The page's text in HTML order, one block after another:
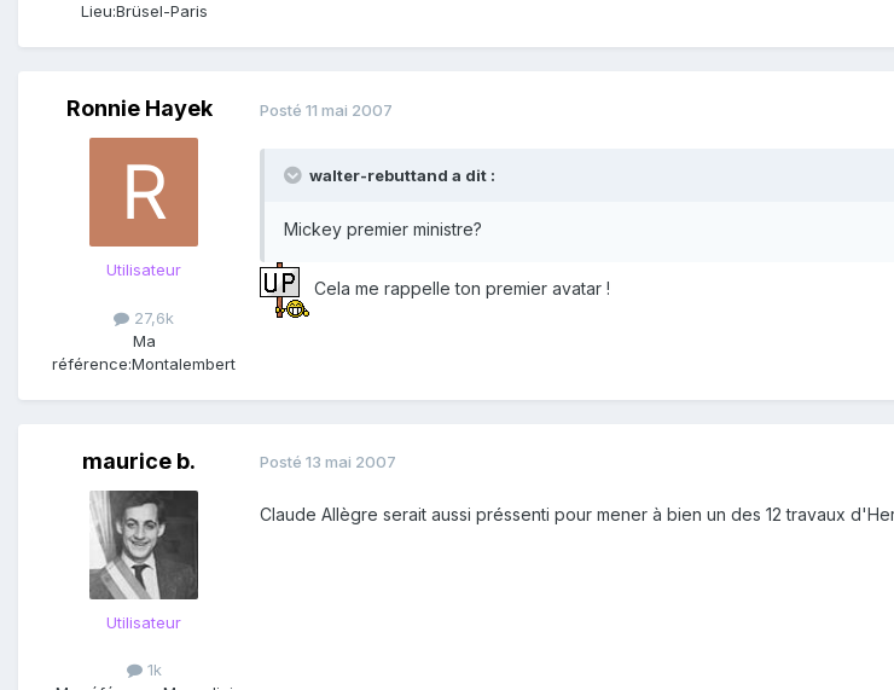
Lieu:Brüsel-Paris
Ronnie Hayek
Utilisateur
27,6k
Ma
référence:Montalembert
Posté 11 mai 2007
walter-rebuttand a dit :
Mickey premier ministre?
Cela me rappelle ton premier avatar !
maurice b.
Utilisateur
1k
Posté 13 mai 2007
Claude Allègre serait aussi préssenti pour mener à bien un des 12 travaux